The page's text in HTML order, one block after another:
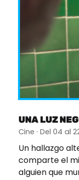
UNA LUZ
Cine · Del 04 al
Un hallazgo
comparte el
alguien que